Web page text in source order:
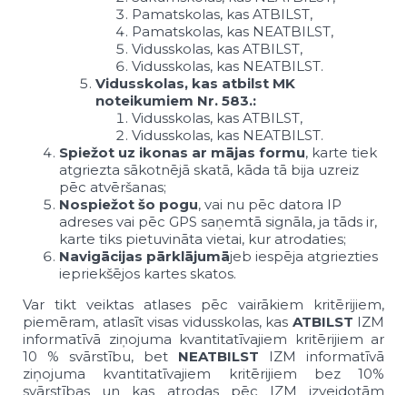
Pamatskolas, kas ATBILST,
Pamatskolas, kas NEATBILST,
Vidusskolas, kas ATBILST,
Vidusskolas, kas NEATBILST.
Vidusskolas, kas atbilst MK
noteikumiem Nr. 583.:
Vidusskolas, kas ATBILST,
Vidusskolas, kas NEATBILST.
Spiežot uz ikonas ar mājas formu, karte tiek
atgriezta sākotnējā skatā, kāda tā bija uzreiz
pēc atvēršanas;
Nospiežot šo pogu, vai nu pēc datora IP
adreses vai pēc GPS saņemtā signāla, ja tāds ir,
karte tiks pietuvināta vietai, kur atrodaties;
Navigācijas pārklājumājeb iespēja atgriezties
iepriekšējos kartes skatos.
Var tikt veiktas atlases pēc vairākiem kritērijiem,
piemēram, atlasīt visas vidusskolas, kas ATBILST IZM
informatīvā ziņojuma kvantitatīvajiem kritērijiem ar
10 % svārstību, bet NEATBILST IZM informatīvā
ziņojuma kvantitatīvajiem kritērijiem bez 10%
svārstības un kas atrodas pēc IZM izveidotām